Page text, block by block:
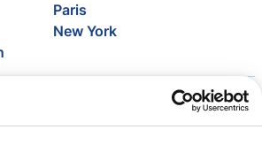
Paris
New York
Support